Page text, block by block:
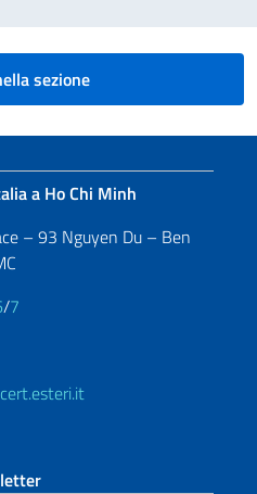
sezione
a Ho Chi Minh
– 93 Nguyen Du – Ben
/7